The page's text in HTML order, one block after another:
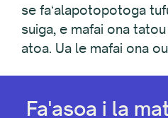
se faʻalapotopotoga
suiga, e mafai ona tatou
atoa. Ua le mafai ona
Fa'asoa i la